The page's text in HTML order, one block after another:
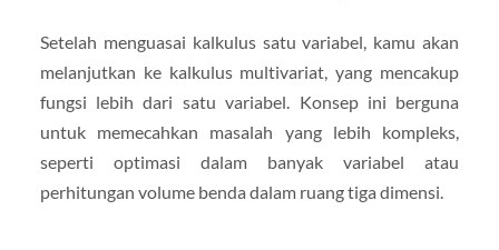
Setelah menguasai kalkulus satu variabel, kamu akan
melanjutkan ke kalkulus multivariat, yang mencakup
fungsi lebih dari satu variabel. Konsep ini berguna
untuk memecahkan masalah yang lebih kompleks,
seperti optimasi dalam banyak variabel atau
perhitungan volume benda dalam ruang tiga dimensi.